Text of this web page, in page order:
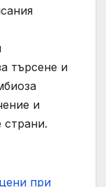
търсене и
и
страни.
при